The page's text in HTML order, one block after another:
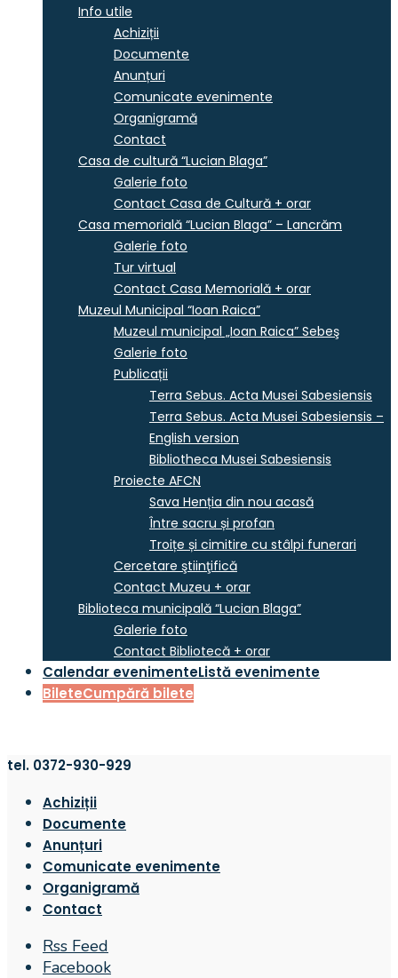
Info utile
Achiziții
Documente
Anunțuri
Comunicate evenimente
Organigramă
Contact
Casa de cultură “Lucian Blaga”
Galerie foto
Contact Casa de Cultură + orar
Casa memorială “Lucian Blaga” – Lancrăm
Galerie foto
Tur virtual
Contact Casa Memorială + orar
Muzeul Municipal “Ioan Raica”
Muzeul municipal „Ioan Raica” Sebeş
Galerie foto
Publicații
Terra Sebus. Acta Musei Sabesiensis
Terra Sebus. Acta Musei Sabesiensis –
English version
Bibliotheca Musei Sabesiensis
Proiecte AFCN
Sava Henția din nou acasă
Între sacru și profan
Troițe și cimitire cu stâlpi funerari
Cercetare ştiinţifică
Contact Muzeu + orar
Biblioteca municipală “Lucian Blaga”
Galerie foto
Contact Bibliotecă + orar
Calendar evenimenteListă evenimente
BileteCumpără bilete
tel. 0372-930-929
Achiziții
Documente
Anunțuri
Comunicate evenimente
Organigramă
Contact
Rss Feed
Facebook